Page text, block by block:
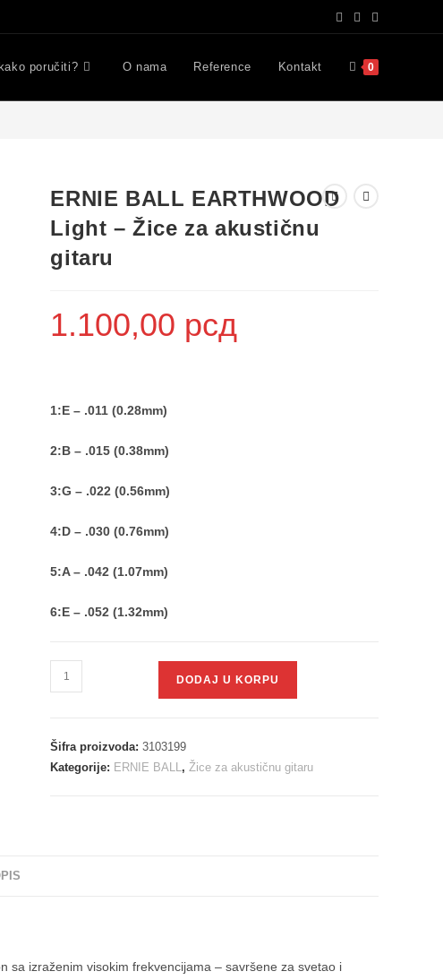
poručiti? O nama Reference Kontakt 0
ERNIE BALL EARTHWOOD
Light – Žice za akustičnu
gitaru
1.100,00 рсд
1:E – .011 (0.28mm)
2:B – .015 (0.38mm)
3:G – .022 (0.56mm)
4:D – .030 (0.76mm)
5:A – .042 (1.07mm)
6:E – .052 (1.32mm)
DODAJ U KORPU
Šifra proizvoda:3103199
Kategorije: ERNIE BALL,Žice za akustičnu gitaru
sa izraženim visokim frekvencijama – savršene za svetao i